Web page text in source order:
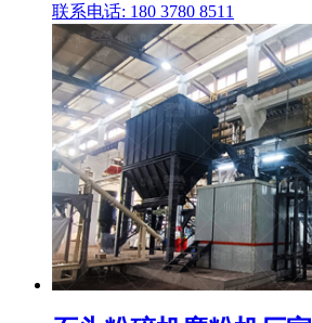
联系电话: 180 3780 8511